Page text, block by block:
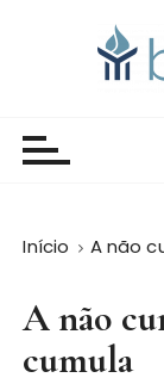
Início A não
A não
cumula